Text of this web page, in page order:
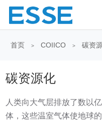
首页 > COIICO > 碳资
碳资源化
人类向大气层排放了数以
体，这些温室气体使地球